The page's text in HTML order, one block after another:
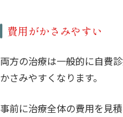
費用がかさみやすい
両方の治療は一般的に自費
かさみやすくなります。
事前に治療全体の費用を見